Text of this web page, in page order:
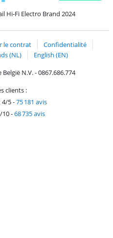
via ClickToPay
Hi-Fi Electro Brand 2024
le contrat
Confidentialité
(NL)
English (EN)
N.V. - 0867.686.774
clients :
4/5-75 181 avis
10-68 735 avis